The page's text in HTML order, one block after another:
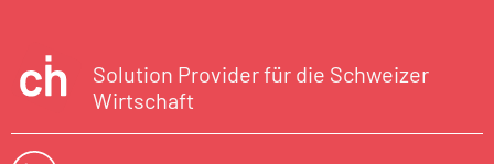
Solution Provider für die Schweizer
Wirtschaft